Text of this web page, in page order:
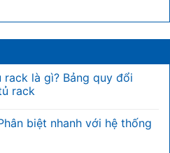
là gì? Bảng quy đổi
rack
biệt nhanh với hệ thống